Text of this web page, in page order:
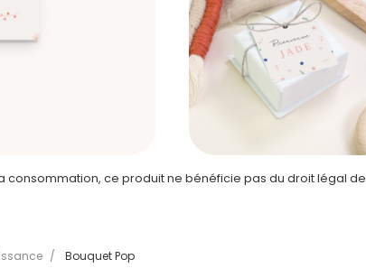
/ Bouquet Pop
consommation, ce produit ne bénéficie pas du droit légal de